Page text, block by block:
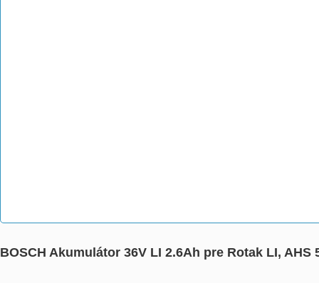
BOSCH Akumulátor 36V LI 2.6Ah pre Rotak LI, AHS